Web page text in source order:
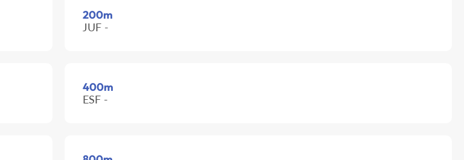
200m
JUF -
400m
ESF -